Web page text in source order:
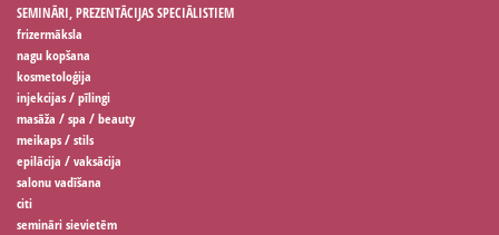
SEMINĀRI, PREZENTĀCIJAS SPECIĀLISTIEM
frizermāksla
nagu kopšana
kosmetoloģija
injekcijas / pīlingi
masāža / spa / beauty
meikaps / stils
epilācija / vaksācija
salonu vadīšana
citi
semināri sievietēm